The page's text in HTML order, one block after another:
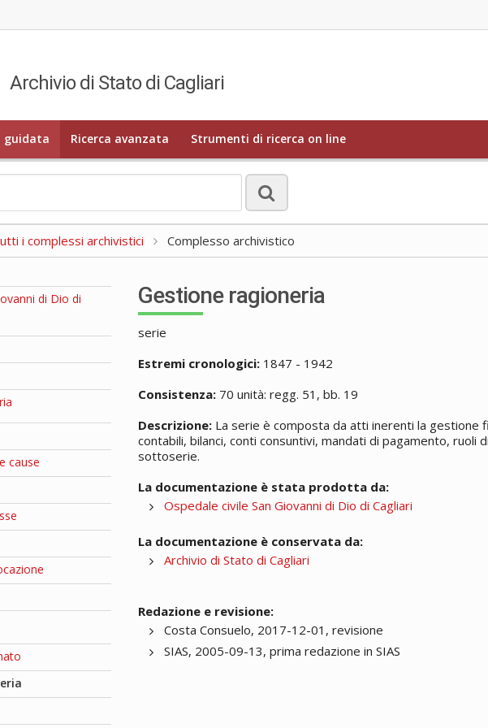
Archivio di Stato di Cagliari
guidata Ricerca avanzata Strumenti di ricerca on line
i complessi archivistici Complesso archivistico
di Dio di
cause
Gestione ragioneria
serie
Estremi cronologici: 1847 - 1942
Consistenza: 70 unità: regg. 51, bb. 19
Descrizione: La serie è composta da atti inerenti la gestione
contabili, bilanci, conti consuntivi, mandati di pagamento, ruoli
sottoserie.
La documentazione è stata prodotta da:
Ospedale civile San Giovanni di Dio di Cagliari
La documentazione è conservata da:
Archivio di Stato di Cagliari
Redazione e revisione:
Costa Consuelo, 2017-12-01, revisione
SIAS, 2005-09-13, prima redazione in SIAS